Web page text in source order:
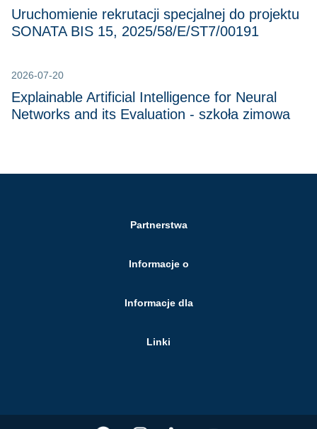
Uruchomienie rekrutacji specjalnej do projektu
SONATA BIS 15, 2025/58/E/ST7/00191
2026-07-20
Explainable Artificial Intelligence for Neural
Networks and its Evaluation - szkoła zimowa
Partnerstwa
Informacje o
Informacje dla
Linki